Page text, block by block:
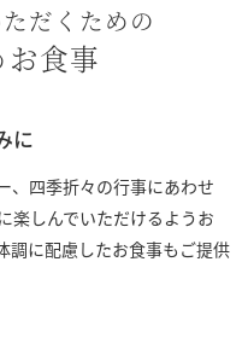
だくための
お食事
に
、四季折々の行事にあわせ
楽しんでいただけるようお
調に配慮したお食事もご提供